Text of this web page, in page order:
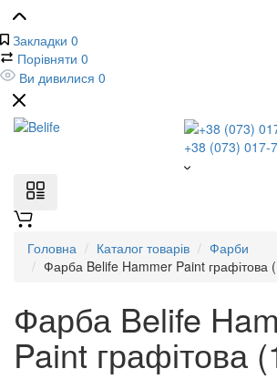
Закладки 0
Порівняти 0
Ви дивилися 0
+38 (073) 017-
Головна Каталог товарів
Фарби
Фарба Belife Hammer Paint графітова
Фарба Belife
Paint графітова